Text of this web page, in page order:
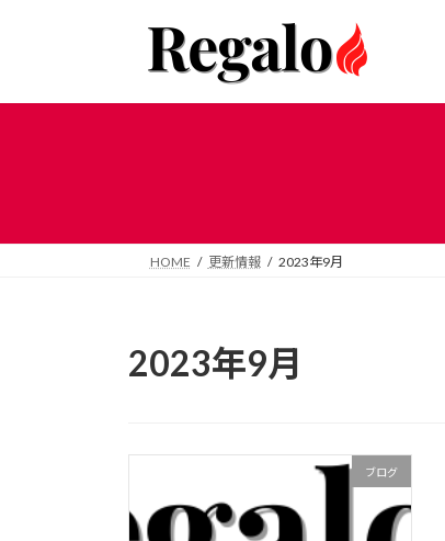
プ
動
HOME 更新情報 2023年9月
2023年9月
ブログ